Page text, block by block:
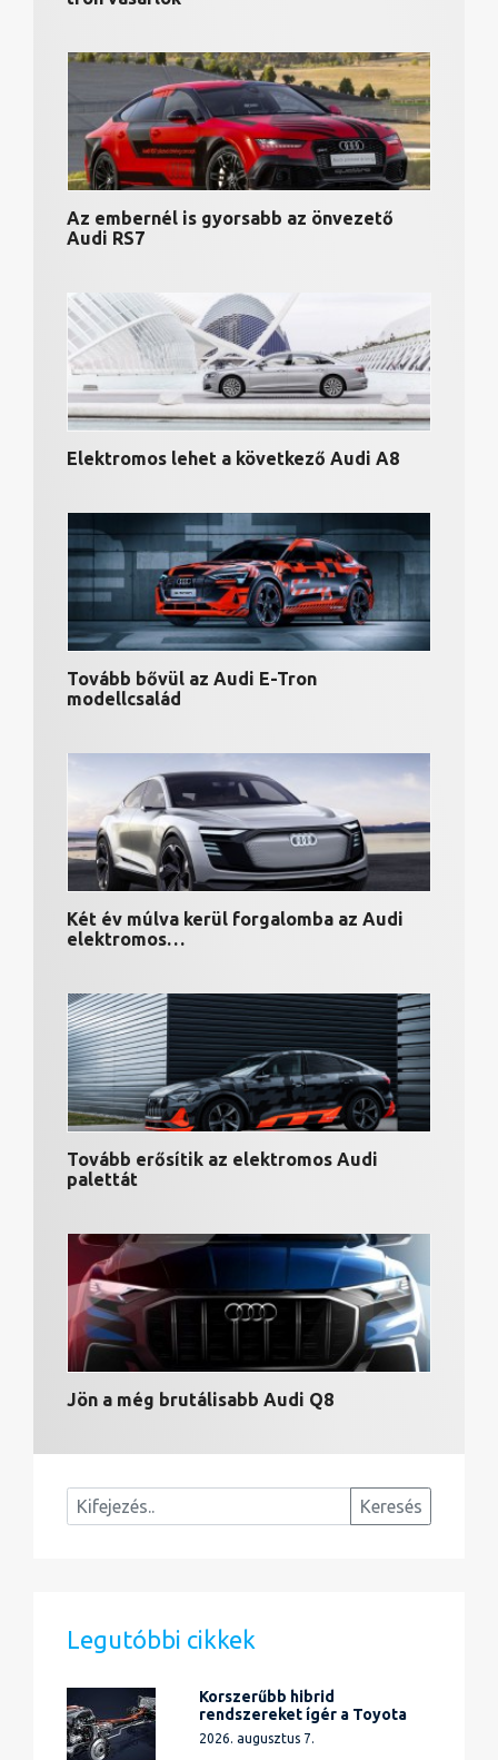
Az embernél is gyorsabb az önvezető
Audi RS7
Elektromos lehet a következő Audi A8
Tovább bővül az Audi E-Tron
modellcsalád
Két év múlva kerül forgalomba az Audi
elektromos…
Tovább erősítik az elektromos Audi
palettát
Jön a még brutálisabb Audi Q8
Legutóbbi cikkek
Korszerűbb hibrid
rendszereket ígér a Toyota
2026. augusztus 7.